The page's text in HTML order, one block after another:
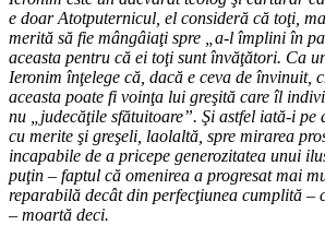
e doar Atotputernicul, el consideră că toţi,
merită să fie mângâiaţi spre „a-l împlini în
aceasta pentru că ei toţi sunt învăţători. Ca
Ieronim înţelege că, dacă e ceva de învinuit,
aceasta poate fi voinţa lui greşită care îl
nu „judecăţile sfătuitoare”. Şi astfel iată-i pe
cu merite şi greşeli, laolaltă, spre mirarea
incapabile de a pricepe generozitatea unui
puţin – faptul că omenirea a progresat mai
reparabilă decât din perfecţiunea cumplită –
– moartă deci.